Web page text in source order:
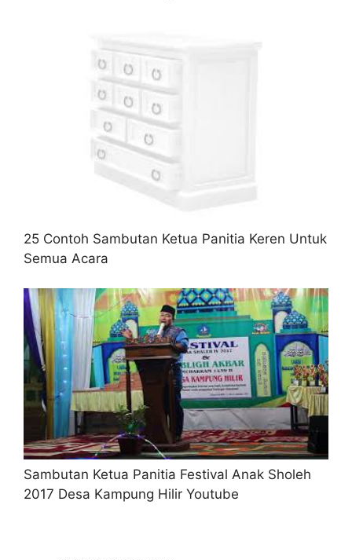
25 Contoh Sambutan Ketua Panitia Keren Untuk
Semua Acara
Sambutan Ketua Panitia Festival Anak Sholeh
2017 Desa Kampung Hilir Youtube